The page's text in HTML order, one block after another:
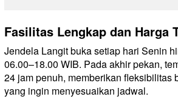
Fasilitas Lengkap dan Harga
Jendela Langit buka setiap hari Senin
06.00–18.00 WIB. Pada akhir pekan,
24 jam penuh, memberikan fleksibilitas
yang ingin menyesuaikan jadwal.